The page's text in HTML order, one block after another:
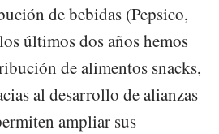
de bebidas (Pepsico,
últimos dos años hemos
de alimentos snacks,
al desarrollo de alianzas
ampliar sus